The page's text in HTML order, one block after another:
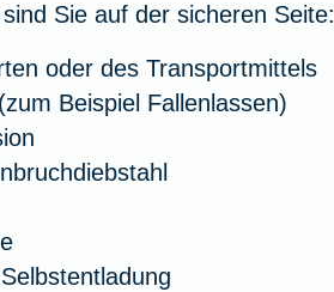
Sie auf der sicheren Seite:
oder des Transportmittels
Beispiel Fallenlassen)